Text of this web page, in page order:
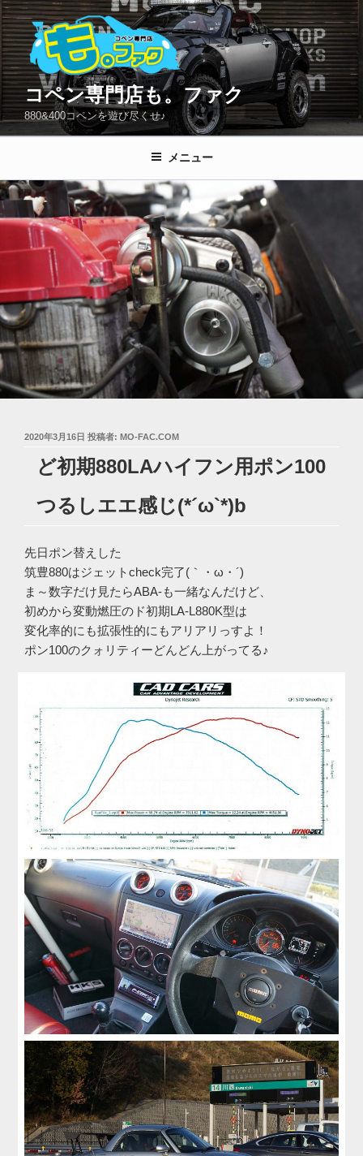
コ
ン
テ
ン
ツ
へ
ス
プ
コペン専門店も。ファク
880&400コペンを遊び尽くせ♪
メニュー
投
2020年3月16日 投稿者: MO-FAC.COM
ど初期880LAハイフン用ポン100
つるしエエ感じ(*´ω`*)b
先日ポン替えした
筑豊880はジェットcheck完了(｀・ω・´)ゞ
ま～数字だけ見たらABA-も一緒なんだけど、
初めから変動燃圧のド初期LA-L880K型は
変化率的にも拡張性的にもアリアリっすよ！
ポン100のクォリティーどんどん上がってる♪